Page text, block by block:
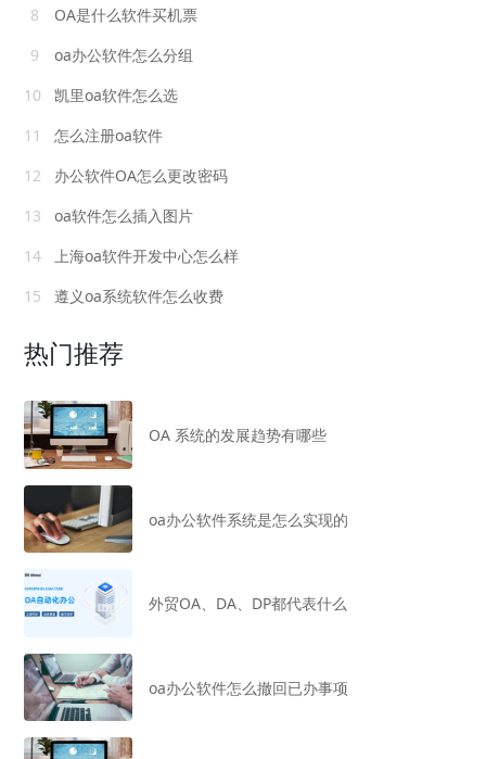
8
OA是什么软件买机票
9
oa办公软件怎么分组
10
凯里oa软件怎么选
11
怎么注册oa软件
12
办公软件OA怎么更改密码
13
oa软件怎么插入图片
14
上海oa软件开发中心怎么样
15
遵义oa系统软件怎么收费
热门推荐
OA 系统的发展趋势有哪些
oa办公软件系统是怎么实现的
外贸OA、DA、DP都代表什么
oa办公软件怎么撤回已办事项